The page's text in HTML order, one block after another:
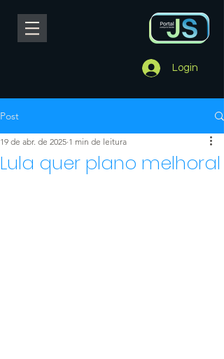
Login
Post
Lula quer plano melhoral
19 de abr. de 2025 1 min de leitura